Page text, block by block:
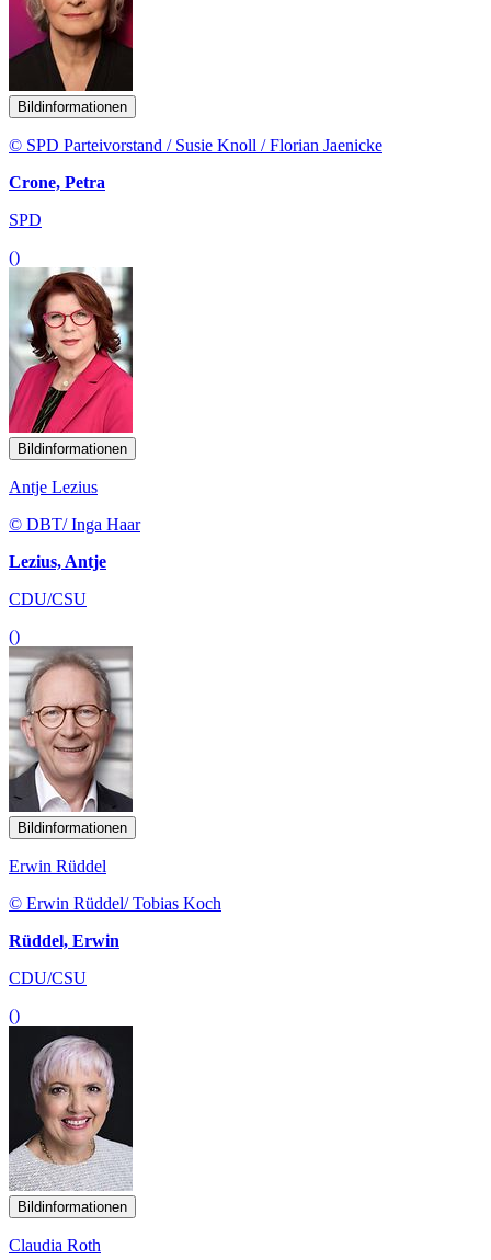
Bildinformationen
© SPD Parteivorstand / Susie Knoll / Florian Jaenicke
Crone, Petra
SPD
()
Bildinformationen
Antje Lezius
© DBT/ Inga Haar
Lezius, Antje
CDU/CSU
()
Bildinformationen
Erwin Rüddel
© Erwin Rüddel/ Tobias Koch
Rüddel, Erwin
CDU/CSU
()
Bildinformationen
Claudia Roth